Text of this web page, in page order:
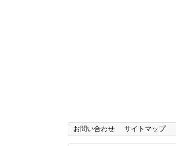
お問い合わせ サイトマップ